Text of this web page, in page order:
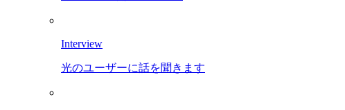
Interview
光のユーザーに話を聞きます